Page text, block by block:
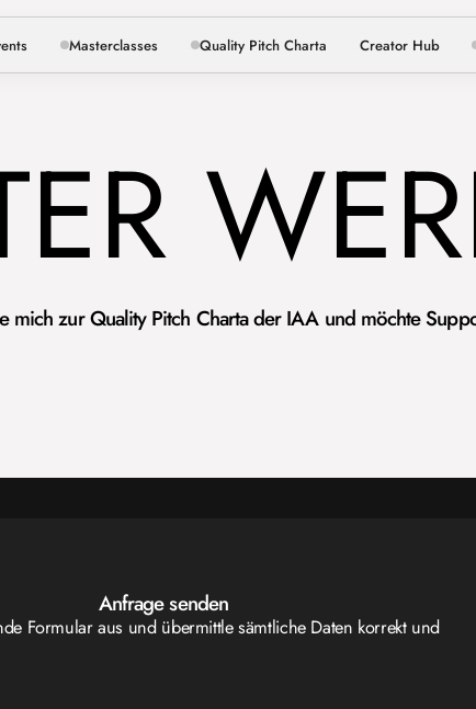
Masterclasses Quality Pitch Charta Creator Hub
mich zur Quality Pitch Charta der IAA und möchte
Anfrage senden
Formular aus und übermittle sämtliche Daten korrekt und